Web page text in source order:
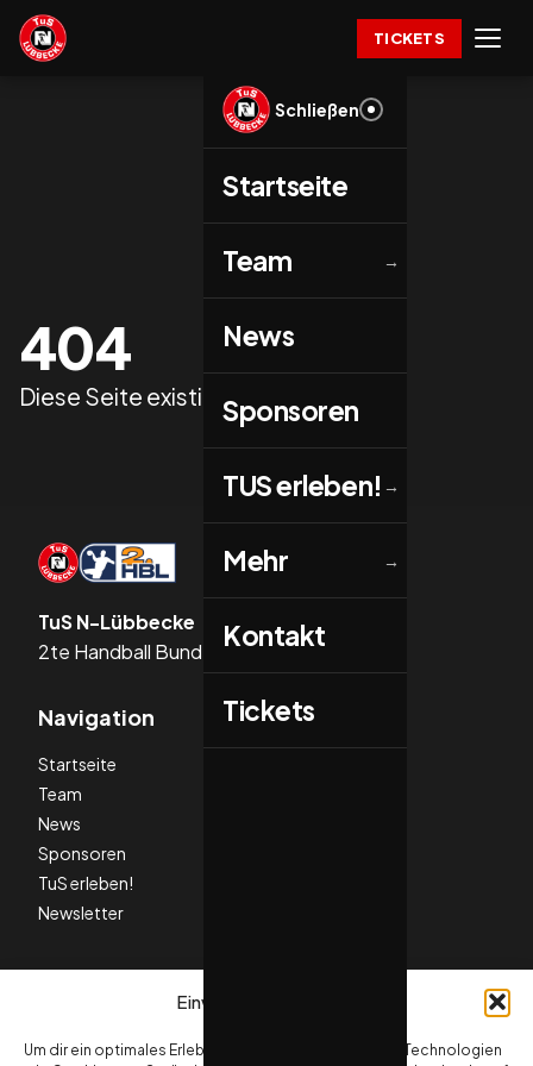
Einwilligung verwalten
Um dir ein optimales Erlebnis zu bieten, verwenden wir Technologien
TICKETS
Schließen
Startseite
Team →
News
Sponsoren
TUS erleben! →
Mehr →
Kontakt
Tickets
404
Diese Seite existiert nicht.
TuS N-Lübbecke
2te Handball Bundesliga
Navigation
Startseite
Team
News
Sponsoren
TuS erleben!
Newsletter
Social Media